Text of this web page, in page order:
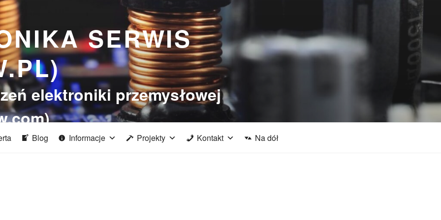
SERWIS
elektroniki przemysłowej
Blog Informacje Projekty Kontakt Na dół